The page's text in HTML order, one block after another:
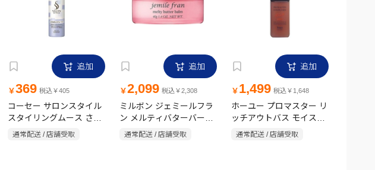
追加
￥369 税込￥405
コーセー サロンスタイル
スタイリングムース さら
さらストレート 150g フ
通常配送 / 店舗受取
追加
￥2,099 税込￥2,308
ミルボン ジェミールフラ
ン メルティバターバーム
通常配送 / 店舗受取
追加
￥ 1,499 税込￥1,648
ホーユー プロマスター リ
ッチアウトバス モイスト
通常配送 / 店舗受取